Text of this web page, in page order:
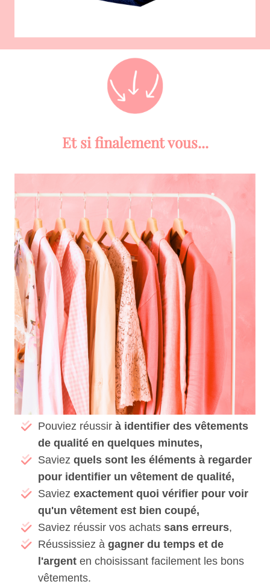
Et si finalement vous...
Pouviez réussir à identifier des vêtements
de qualité en quelques minutes,
Saviez quels sont les éléments à regarder
pour identifier un vêtement de qualité,
Saviez exactement quoi vérifier pour voir
qu'un vêtement est bien coupé,
Saviez réussir vos achats sans erreurs,
Réussissiez à gagner du temps et de
l'argent en choisissant facilement les bons
vêtements.